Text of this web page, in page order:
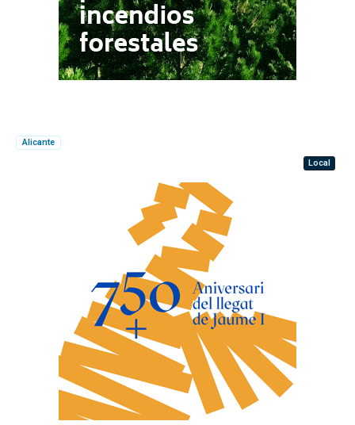
Alicante
Local